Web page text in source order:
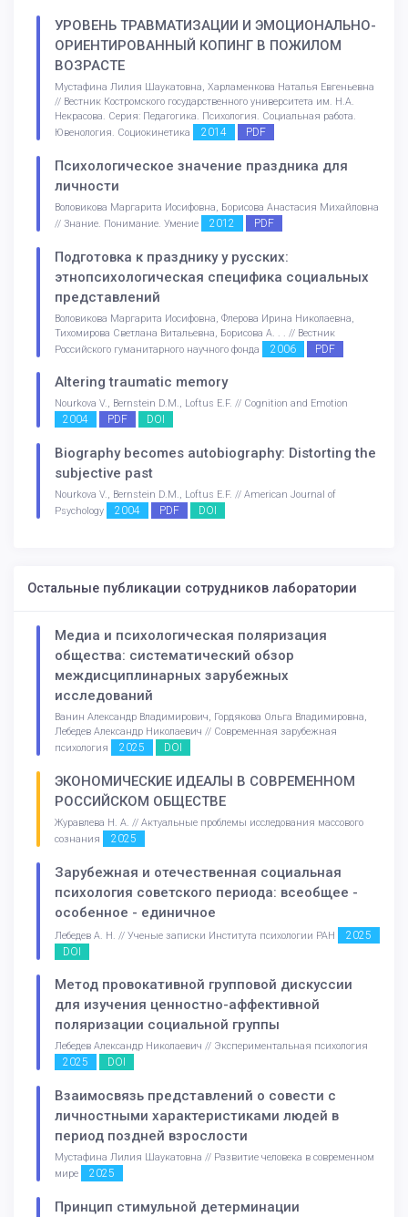
УРОВЕНЬ ТРАВМАТИЗАЦИИ И ЭМОЦИОНАЛЬНО-
ОРИЕНТИРОВАННЫЙ КОПИНГ В ПОЖИЛОМ
ВОЗРАСТЕ
Мустафина Лилия Шаукатовна, Харламенкова Наталья Евгеньевна
// Вестник Костромского государственного университета им. Н.А.
Некрасова. Серия: Педагогика. Психология. Социальная работа.
Ювенология. Социокинетика
2014 PDF
Психологическое значение праздника для
личности
Воловикова Маргарита Иосифовна, Борисова Анастасия Михайловна
// Знание. Понимание. Умение
2012 PDF
Подготовка к празднику у русских:
этнопсихологическая специфика социальных
представлений
Воловикова Маргарита Иосифовна, Флерова Ирина Николаевна,
Тихомирова Светлана Витальевна, Борисова А. . . // Вестник
Российского гуманитарного научного фонда
2006 PDF
Altering traumatic memory
Nourkova V., Bernstein D.M., Loftus E.F. // Cognition and Emotion
2004 PDF DOI
Biography becomes autobiography: Distorting the
subjective past
Nourkova V., Bernstein D.M., Loftus E.F. // American Journal of
Psychology
2004 PDF DOI
Остальные публикации сотрудников лаборатории
Медиа и психологическая поляризация
общества: систематический обзор
междисциплинарных зарубежных
исследований
Ванин Александр Владимирович, Гордякова Ольга Владимировна,
Лебедев Александр Николаевич // Современная зарубежная
психология
2025 DOI
ЭКОНОМИЧЕСКИЕ ИДЕАЛЫ В СОВРЕМЕННОМ
РОССИЙСКОМ ОБЩЕСТВЕ
Журавлева Н. А. // Актуальные проблемы исследования массового
сознания
2025
Зарубежная и отечественная социальная
психология советского периода: всеобщее -
особенное - единичное
Лебедев А. Н. // Ученые записки Института психологии РАН
2025
DOI
Метод провокативной групповой дискуссии
для изучения ценностно-аффективной
поляризации социальной группы
Лебедев Александр Николаевич // Экспериментальная психология
2025 DOI
Взаимосвязь представлений о совести с
личностными характеристиками людей в
период поздней взрослости
Мустафина Лилия Шаукатовна // Развитие человека в современном
мире
2025
Принцип стимульной детерминации